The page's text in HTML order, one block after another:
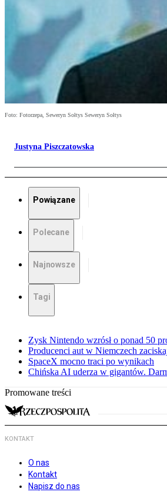
Foto: Fotorzepa, Seweryn Sołtys Seweryn Sołtys
Justyna Piszczatowska
Powiązane
Polecane
Najnowsze
Tagi
Zysk Nintendo wzrósł o ponad 50
Producenci aut w Niemczech
SpaceX mocno traci po wynikach
Chińska AI uderza w gigantów.
Promowane treści
KONTAKT
O nas
Kontakt
Napisz do nas